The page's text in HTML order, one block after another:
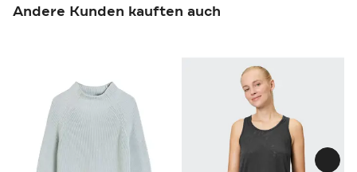
Andere Kunden kauften auch